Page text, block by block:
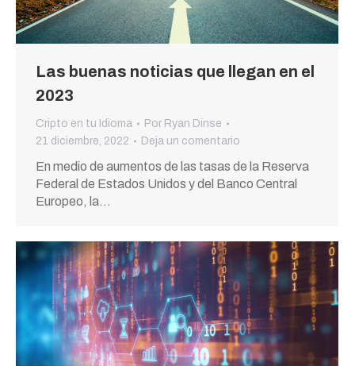
Las buenas noticias que llegan en el
2023
Cripto en tu Idioma Por Ryan Dinse
21 diciembre, 2022
Deja un comentario
En medio de aumentos de las tasas de la Reserva
Federal de Estados Unidos y del Banco Central
Europeo, la…